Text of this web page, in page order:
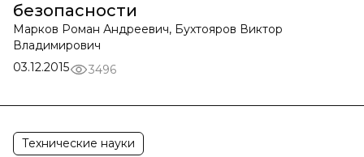
безопасности
Марков Роман Андреевич, Бухтояров Виктор
Владимирович
03.12.2015
3496
Технические науки